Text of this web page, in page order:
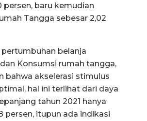
persen, baru kemudian
Tangga sebesar 2,02
pertumbuhan belanja
Konsumsi rumah tangga,
bahwa akselerasi stimulus
hal ini terlihat dari daya
tahun 2021 hanya
persen, itupun ada indikasi